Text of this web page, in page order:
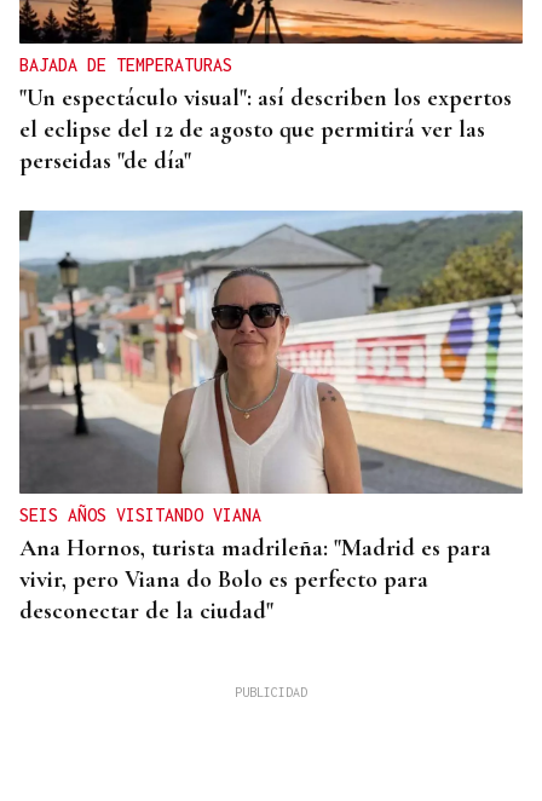
BAJADA DE TEMPERATURAS
"Un espectáculo visual": así describen los expertos
el eclipse del 12 de agosto que permitirá ver las
perseidas "de día"
SEIS AÑOS VISITANDO VIANA
Ana Hornos, turista madrileña: "Madrid es para
vivir, pero Viana do Bolo es perfecto para
desconectar de la ciudad"